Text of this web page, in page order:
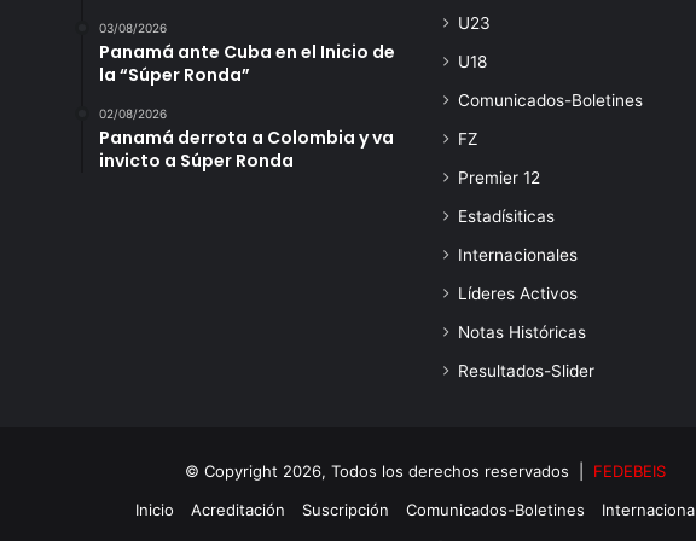
03/08/2026
Panamá ante Cuba en el Inicio de
la “Súper Ronda”
02/08/2026
Panamá derrota a Colombia y va
invicto a Súper Ronda
U23
U18
Comunicados-Boletines
FZ
Premier 12
Estadísiticas
Internacionales
Líderes Activos
Notas Históricas
Resultados-Slider
© Copyright 2026, Todos los derechos reservados | FEDEBEIS
Inicio
Acreditación Suscripción Comunicados-Boletines